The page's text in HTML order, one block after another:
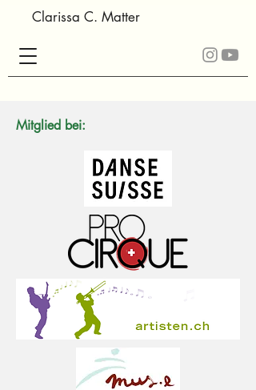
Clarissa C. Matter
Mitglied bei: